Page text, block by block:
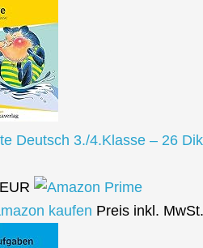
Deutsch 3./4.Klasse – 26
kaufen Preis inkl.